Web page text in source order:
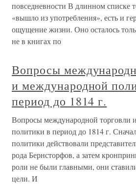
повседневности В длинном списке
«вышло из употребления», есть и
ощущение жизни. Оно осталось
не в книгах по
Вопросы
и международной
период до 1814 г.
Вопросы международной торговли
политики в период до 1814 г.
политики действовали
рода Бернсторфов, а затем
роли не были главными, они
цели. И